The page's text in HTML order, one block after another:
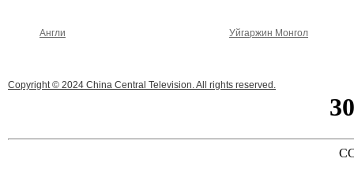
Англи Уйгаржин Монгол
Copyright © 2024 China Central Television. All rights reserved.